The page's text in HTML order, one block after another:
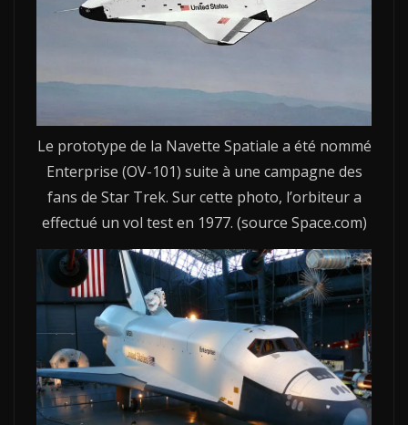
Le prototype de la Navette Spatiale a été nommé
Enterprise (OV-101) suite à une campagne des
fans de Star Trek. Sur cette photo, l’orbiteur a
effectué un vol test en 1977. (source Space.com)